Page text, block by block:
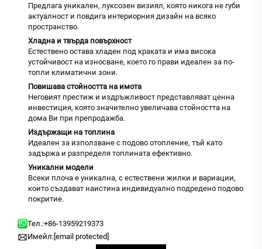
Предлага уникален, луксозен визиял, която никога не губи
актуалност и повдига интериорния дизайн на всяко
пространство.
Хладна и твърда повърхност
Естествено остава хладен под краката и има висока
устойчивост на износване, което го прави идеален за по-
топли климатични зони.
Повишава стойността на имота
Неговият престиж и издръжливост представляват ценна
инвестиция, която значително увеличава стойността на
дома Ви при препродажба.
Издържащи на топлина
Идеален за използване с подово отопление, тъй като
задържа и разпределя топлината ефективно.
Уникални модели
Всеки плоча е уникална, с естествени жилки и вариации,
които създават наистина индивидуално подредено подово
покритие.
Тел.:+86-13959219373
Имейл: [email protected]